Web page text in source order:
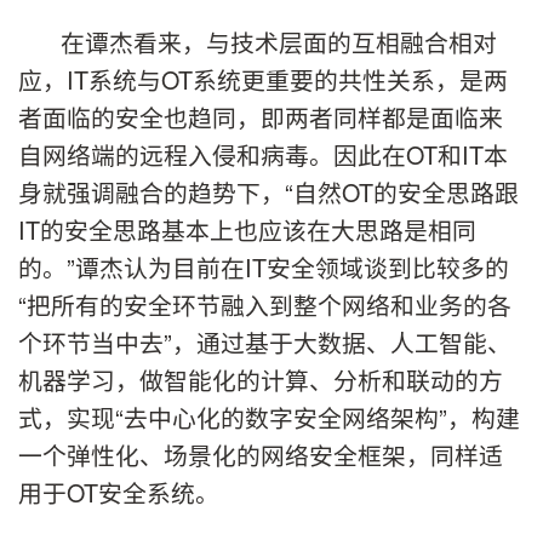
在谭杰看来，与技术层面的互相融合相对
应，IT系统与OT系统更重要的共性关系，是两
者面临的安全也趋同，即两者同样都是面临来
自网络端的远程入侵和病毒。因此在OT和IT本
身就强调融合的趋势下，“自然OT的安全思路跟
IT的安全思路基本上也应该在大思路是相同
的。”谭杰认为目前在IT安全领域谈到比较多的
“把所有的安全环节融入到整个网络和业务的各
个环节当中去”，通过基于大数据、人工智能、
机器学习，做智能化的计算、分析和联动的方
式，实现“去中心化的数字安全网络架构”，构建
一个弹性化、场景化的网络安全框架，同样适
用于OT安全系统。